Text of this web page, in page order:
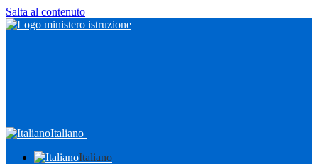
Salta al contenuto
Italiano
Italiano